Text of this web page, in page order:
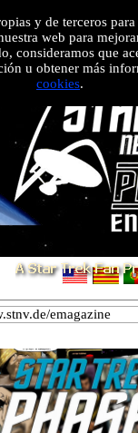
y de terceros
web para
consideramos que
u obtener más
cookies.